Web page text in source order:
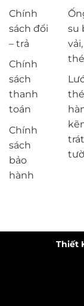
Chính
sách đổi
– trả
Chính
sách
thanh
toán
Chính
sách
bảo
hành
su
trát
Thiết